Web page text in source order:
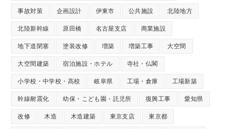
事故対策 企画設計 伊東市 公共施設 北陸地方
北陸新幹線 原田橋 名古屋支店 商業施設
地下道閉塞 塗装改修 増築 増築工事 大空間
大空間建築 宿泊施設・ホテル 寺社・仏閣
小学校・中学校・高校 岐阜県 工場・倉庫 工場新築
幹線耐震化 幼保・こども園・託児所 復興工事 愛知県
改修 木造 木造建築 東京支店 東京都